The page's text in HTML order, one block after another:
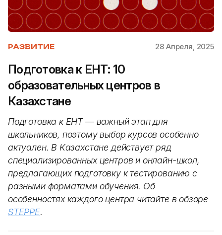
РАЗВИТИЕ 28 Апреля, 2025
Подготовка к ЕНТ: 10
образовательных центров в
Казахстане
Подготовка к ЕНТ — важный этап для
школьников, поэтому выбор курсов особенно
актуален. В Казахстане действует ряд
специализированных центров и онлайн-школ,
предлагающих подготовку к тестированию с
разными форматами обучения. Об
особенностях каждого центра читайте в обзоре
STEPPE.